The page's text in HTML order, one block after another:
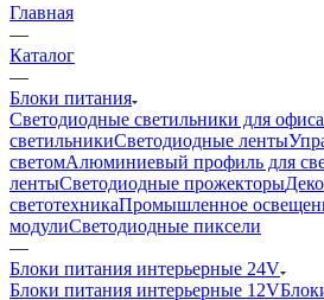
Главная
—
Каталог
—
Блоки питания
Светодиодные светильники для офиса
светильникиСветодиодные ленты
светомАлюминиевый профиль для
лентыСветодиодные прожекторы
светотехникаПромышленное
модулиСветодиодные пиксели
—
Блоки питания интерьерные 24V
Блоки питания интерьерные 12V